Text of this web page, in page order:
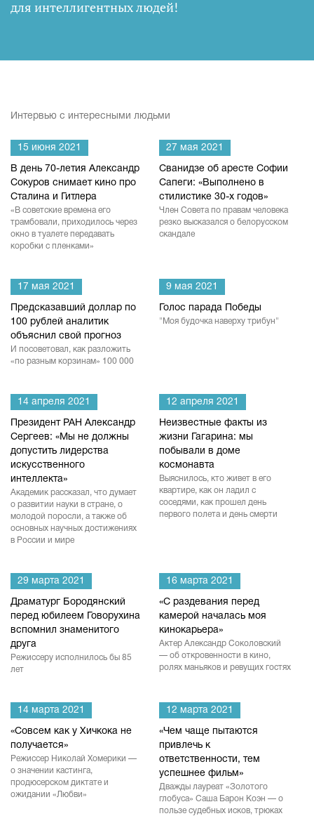
для интеллигентных людей!
Интервью с интересными людьми
15 июня 2021
В день 70-летия Александр
Сокуров снимает кино про
Сталина и Гитлера
«В советские времена его
трамбовали, приходилось через
окно в туалете передавать
коробки с пленками»
27 мая 2021
Сванидзе об аресте Софии
Сапеги: «Выполнено в
стилистике 30-х годов»
Член Совета по правам человека
резко высказался о белорусском
скандале
17 мая 2021
Предсказавший доллар по
100 рублей аналитик
объяснил свой прогноз
И посоветовал, как разложить
«по разным корзинам» 100 000
9 мая 2021
Голос парада Победы
"Моя будочка наверху трибун"
14 апреля 2021
Президент РАН Александр
Сергеев: «Мы не должны
допустить лидерства
искусственного
интеллекта»
Академик рассказал, что думает
о развитии науки в стране, о
молодой поросли, а также об
основных научных достижениях
в России и мире
12 апреля 2021
Неизвестные факты из
жизни Гагарина: мы
побывали в доме
космонавта
Выяснилось, кто живет в его
квартире, как он ладил с
соседями, как прошел день
первого полета и день смерти
29 марта 2021
Драматург Бородянский
перед юбилеем Говорухина
вспомнил знаменитого
друга
Режиссеру исполнилось бы 85
лет
16 марта 2021
«С раздевания перед
камерой началась моя
кинокарьера»
Актер Александр Соколовский
— об откровенности в кино,
ролях маньяков и ревущих гостях
14 марта 2021
«Совсем как у Хичкока не
получается»
Режиссер Николай Хомерики —
о значении кастинга,
продюсерском диктате и
ожидании «Любви»
12 марта 2021
«Чем чаще пытаются
привлечь к
ответственности, тем
успешнее фильм»
Дважды лауреат «Золотого
глобуса» Саша Барон Коэн — о
пользе судебных исков, трюках